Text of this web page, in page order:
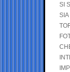
SI
SIA